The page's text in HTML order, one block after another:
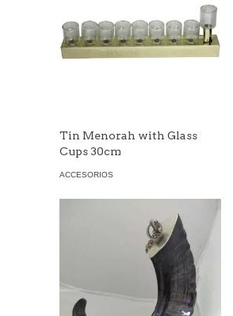
Tin Menorah with Glass
Cups 30cm
ACCESORIOS